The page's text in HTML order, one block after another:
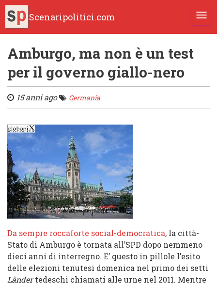
Scenaripolitici.com
Amburgo, ma non è un test
per il governo giallo-nero
15 anni ago Germania
Da sempre roccaforte social-democratica, la città-
Stato di Amburgo è tornata all’SPD dopo nemmeno
dieci anni di interregno. E’ questo in pillole l’esito
delle elezioni tenutesi domenica nel primo dei setti
Ländertedeschi chiamati alle urne nel 2011. Mentre